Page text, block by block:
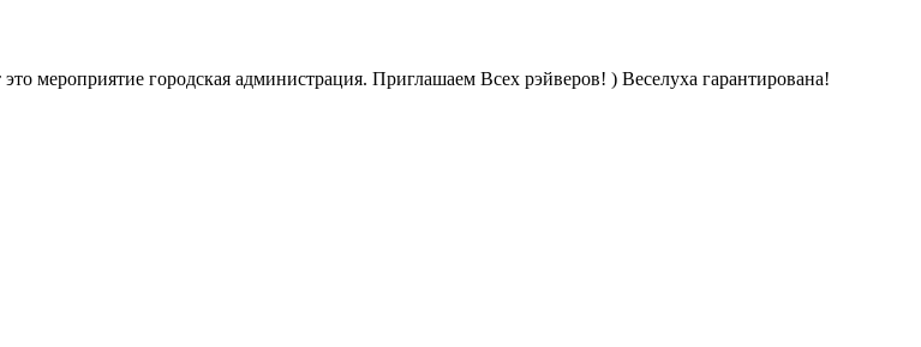
мероприятие городская администрация. Приглашаем Всех рэйверов! ) Веселуха гарантирована!